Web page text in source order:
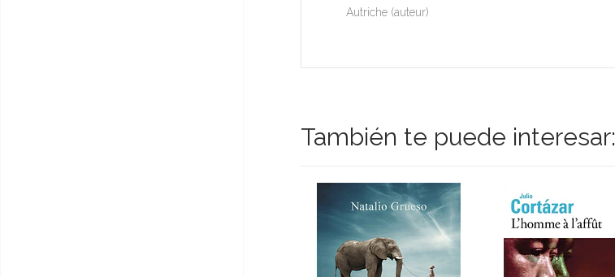
Autriche (auteur)
También te puede interesar: